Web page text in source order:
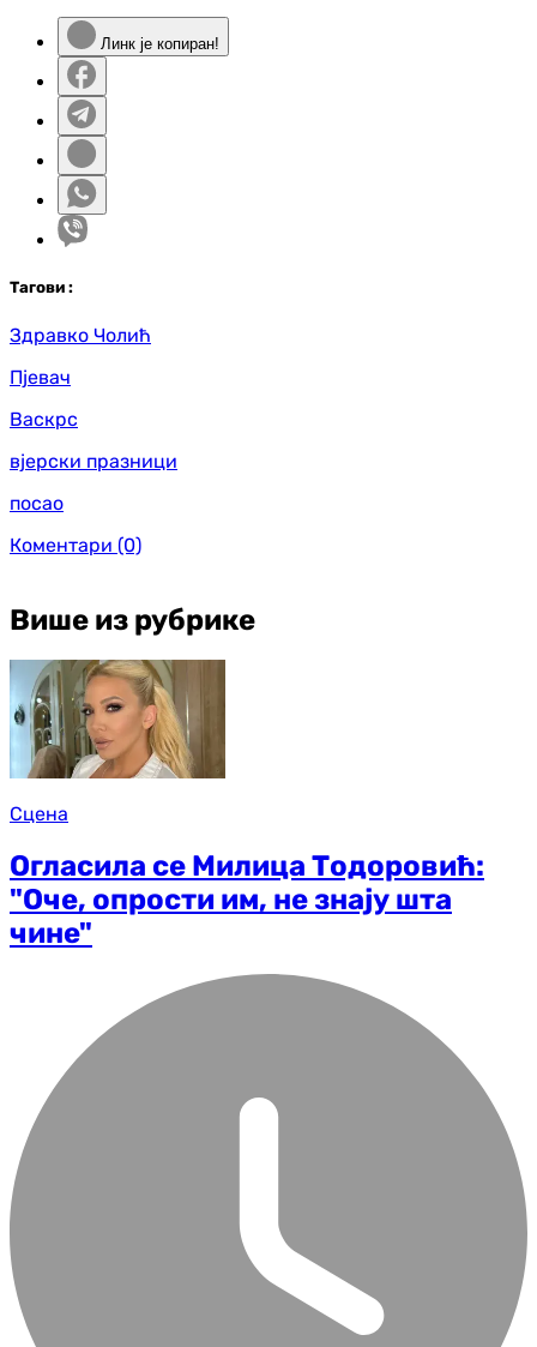
Линк је копиран!
Тагови :
Здравко Чолић
Пјевач
Васкрс
вјерски празници
посао
Коментари (0)
Више из рубрике
Сцена
Огласила се Милица Тодоровић:
"Оче, опрости им, не знају шта
чине"